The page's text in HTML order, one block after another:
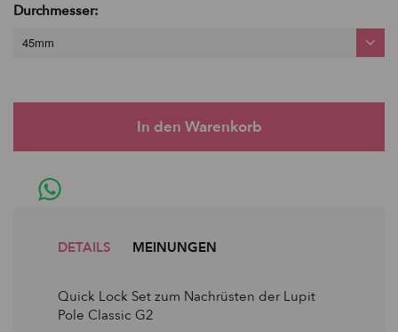
Durchmesser:
45mm
DETAILS MEINUNGEN
Quick Lock Set zum Nachrüsten der Lupit
Pole Classic G2